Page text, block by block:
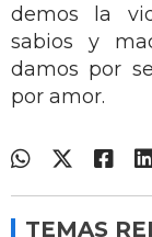
demos la
sabios y
damos por
por amor.
TEMAS